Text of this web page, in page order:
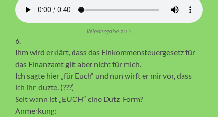
Wiedergabe zu 5
6.
Ihm wird erklärt, dass das Einkommensteuergesetz für
das Finanzamt gilt aber nicht für mich.
Ich sagte hier „für Euch“ und nun wirft er mir vor, dass
ich ihn duzte. (???)
Seit wann ist „EUCH“ eine Dutz-Form?
Anmerkung: